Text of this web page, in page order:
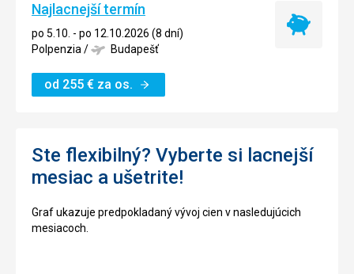
Najlacnejší termín
po 5.10. - po 12.10.2026 (8 dní)
Polpenzia/ Budapešť
od 255 € za os.
Najlacnejší
Ste flexibilný? Vyberte si lacnejší
mesiac a ušetrite!
Graf ukazuje predpokladaný vývoj cien v nasledujúcich
mesiacoch.